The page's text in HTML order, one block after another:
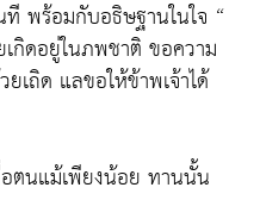
พร้อมกับอธิษฐานในใจ “
เกิดอยู่ในภพชาติ ขอความ
เถิด แลขอให้ข้าพเจ้าได้
ตนแม้เพียงน้อย ทานนั้น